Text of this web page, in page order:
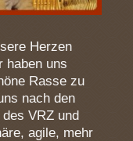
Herzen
haben uns
Rasse zu
nach den
VRZ und
agile, mehr